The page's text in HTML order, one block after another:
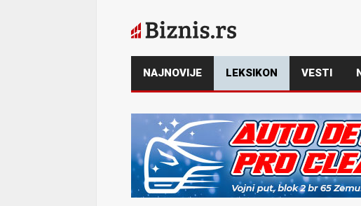
NAJNOVIJE LEKSIKON VESTI